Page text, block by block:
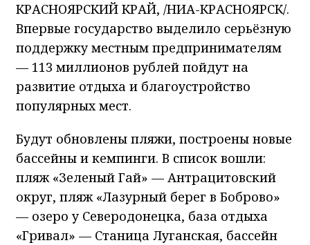
КРАСНОЯРСКИЙ КРАЙ, /НИА-КРАСНОЯРСК/.
Впервые государство выделило серьёзную
поддержку местным предпринимателям
— 113 миллионов рублей пойдут на
развитие отдыха и благоустройство
популярных мест.
Будут обновлены пляжи, построены новые
бассейны и кемпинги. В список вошли:
пляж «Зеленый Гай» — Антрацитовский
округ, пляж «Лазурный берег в Боброво»
— озеро у Северодонецка, база отдыха
«Гривал» — Станица Луганская, бассейн